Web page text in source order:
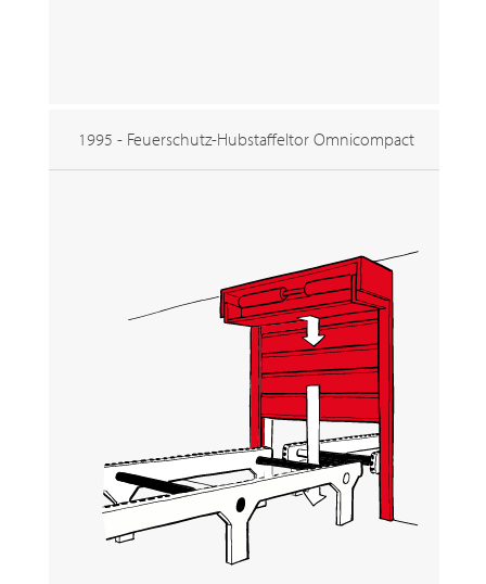
1995 - Feuerschutz-Hubstaffeltor Omnicompact